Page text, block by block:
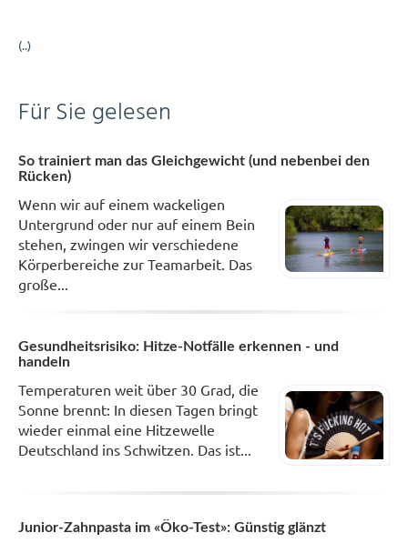
(..)
Für Sie gelesen
So trainiert man das Gleichgewicht (und nebenbei den
Rücken)
Wenn wir auf einem wackeligen
Untergrund oder nur auf einem Bein
stehen, zwingen wir verschiedene
Körperbereiche zur Teamarbeit. Das
große...
Gesundheitsrisiko: Hitze-Notfälle erkennen - und
handeln
Temperaturen weit über 30 Grad, die
Sonne brennt: In diesen Tagen bringt
wieder einmal eine Hitzewelle
Deutschland ins Schwitzen. Das ist...
Junior-Zahnpasta im «Öko-Test»: Günstig glänzt